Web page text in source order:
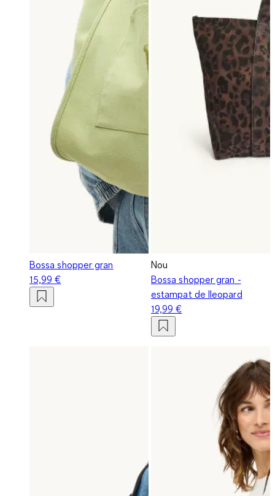
Bossa shopper gran
15,99 €
Nou
Bossa shopper gran -
estampat de lleopard
19,99 €